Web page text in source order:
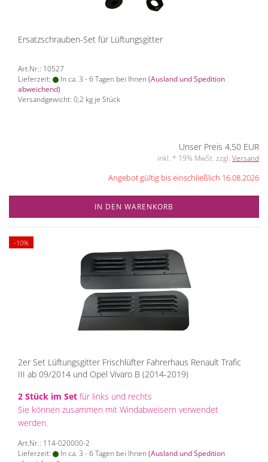
Ersatzschrauben-Set für Lüftungsgitter
Art.Nr.: 10527
Lieferzeit:
In ca. 3 - 6 Tagen bei Ihnen (Ausland und Spedition
abweichend)
Versandgewicht: 0,2 kg je Stück
Unser Preis 4,50 EUR
inkl. * 19% MwSt. zzgl. Versand
Angebot gültig bis einschließlich 16.08.2026
IN DEN WARENKORB
-10%
2er Set Lüftungsgitter Frischlüfter Fahrerhaus Renault Trafic
III ab 09/2014 und Opel Vivaro B (2014-2019)
2 Stück im Set für links und rechts
Sie können zusammen mit Windabweisern verwendet
werden.
Art.Nr.: 114-020000-2
Lieferzeit:
In ca. 3 - 6 Tagen bei Ihnen (Ausland und Spedition